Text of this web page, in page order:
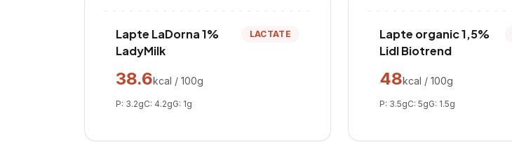
Lapte LaDorna 1%
LadyMilk
LACTATE
38.6kcal / 100g
P: 3.2gC: 4.2gG: 1g
Lapte organic 1,5%
Lidl Biotrend
48kcal / 100g
P: 3.5gC: 5gG: 1.5g